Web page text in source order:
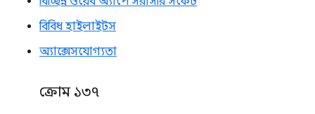
বিবিধ হাইলাইটস
অ্যাক্সেসযোগ্যতা
ক্রোম ১৩৭